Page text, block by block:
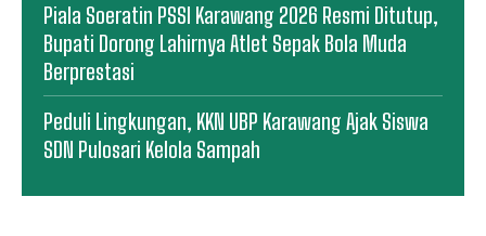
Piala Soeratin PSSI Karawang 2026 Resmi Ditutup,
Bupati Dorong Lahirnya Atlet Sepak Bola Muda
Berprestasi
Peduli Lingkungan, KKN UBP Karawang Ajak Siswa
SDN Pulosari Kelola Sampah